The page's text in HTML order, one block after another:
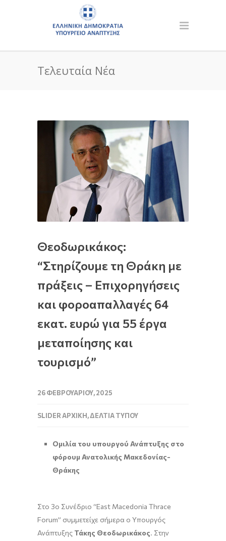
Τελευταία Νέα
Θεοδωρικάκος:
“Στηρίζουμε τη Θράκη με
πράξεις – Επιχορηγήσεις
και φοροαπαλλαγές 64
εκατ. ευρώ για 55 έργα
μεταποίησης και
τουρισμό”
26 ΦΕΒΡΟΥΑΡΊΟΥ, 2025
SLIDER ΑΡΧΙΚΉ,ΔΕΛΤΊΑ ΤΎΠΟΥ
Ομιλία του υπουργού Ανάπτυξης στο
φόρουμ Ανατολικής Μακεδονίας-
Θράκης
Στο 3ο Συνέδριο “East Macedonia Thrace
Forum” συμμετείχε σήμερα ο Υπουργός
Ανάπτυξης Τάκης Θεοδωρικάκος. Στην